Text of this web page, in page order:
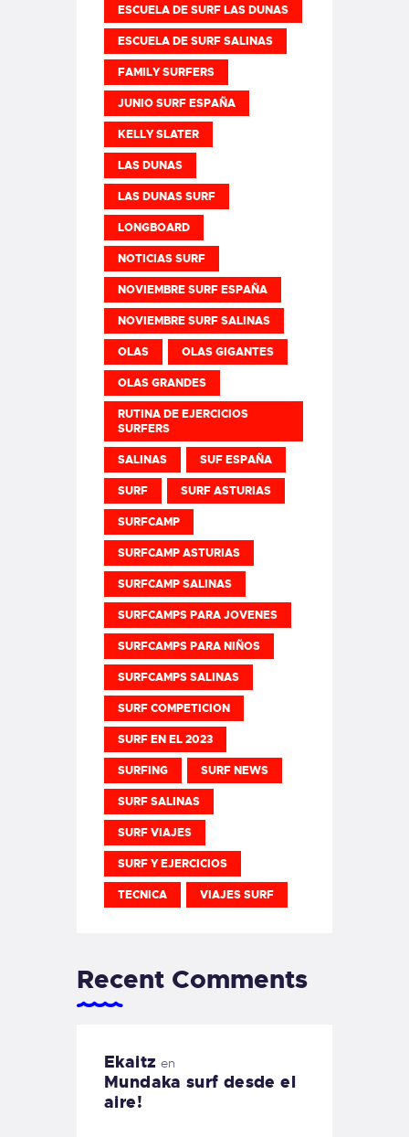
ESCUELA DE SURF LAS DUNAS
ESCUELA DE SURF SALINAS
FAMILY SURFERS
JUNIO SURF ESPAÑA
KELLY SLATER
LAS DUNAS
LAS DUNAS SURF
LONGBOARD
NOTICIAS SURF
NOVIEMBRE SURF ESPAÑA
NOVIEMBRE SURF SALINAS
OLAS OLAS GIGANTES
OLAS GRANDES
RUTINA DE EJERCICIOS
SURFERS
SALINAS SUF ESPAÑA
SURF SURF ASTURIAS
SURFCAMP
SURFCAMP ASTURIAS
SURFCAMP SALINAS
SURFCAMPS PARA JOVENES
SURFCAMPS PARA NIÑOS
SURFCAMPS SALINAS
SURF COMPETICION
SURF EN EL 2023
SURFING SURF NEWS
SURF SALINAS
SURF VIAJES
SURF Y EJERCICIOS
TECNICA VIAJES SURF
Recent Comments
Ekaitz en
Mundaka surf desde el
aire!